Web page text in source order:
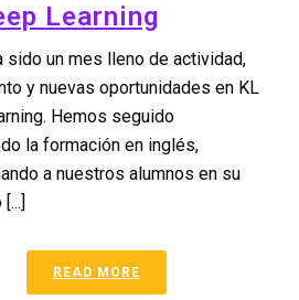
Learning
sido un mes lleno de actividad,
y nuevas oportunidades en KL
Hemos seguido
la formación en inglés,
a nuestros alumnos en su
READ MORE